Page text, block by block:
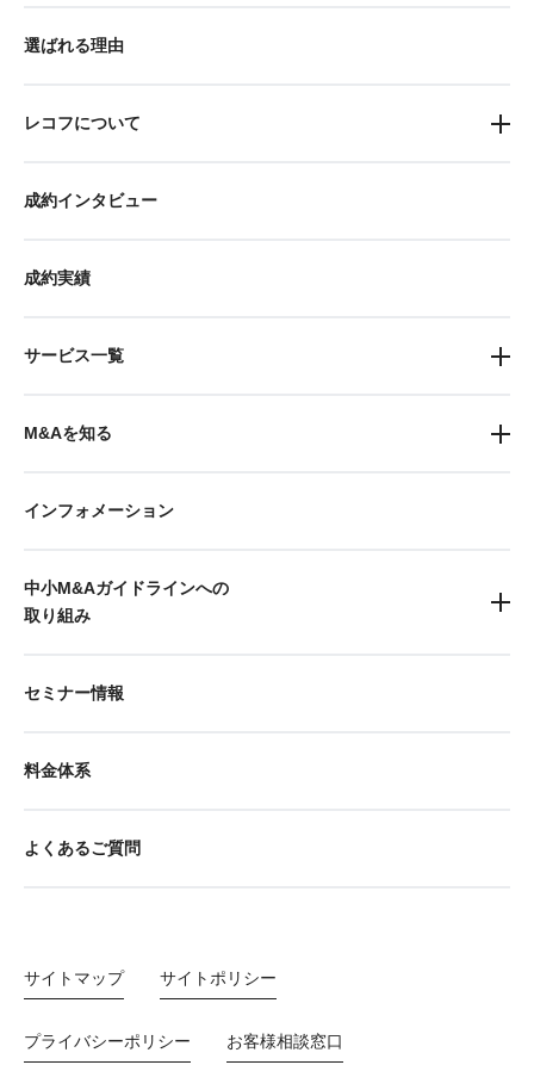
選ばれる理由
レコフについて
成約インタビュー
成約実績
サービス一覧
M&Aを知る
インフォメーション
中小M&Aガイドラインへの
取り組み
セミナー情報
料金体系
よくあるご質問
サイトマップ サイトポリシー
プライバシーポリシー お客様相談窓口